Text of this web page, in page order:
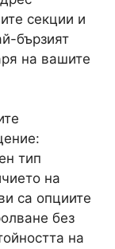
секции и
бързият
на вашите
тип
на
са опциите
без
на